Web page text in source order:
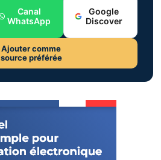
Canal
WhatsApp
Google
Discover
Ajouter comme
source préférée